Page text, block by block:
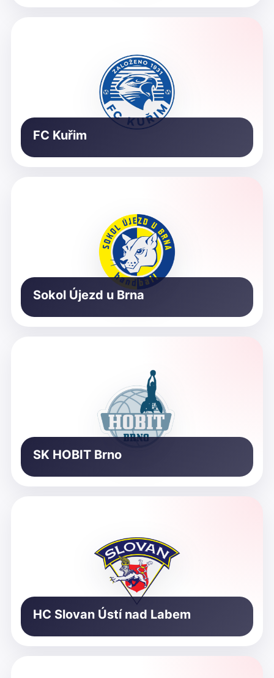
FC Kuřim
Sokol Újezd u Brna
SK HOBIT Brno
HC Slovan Ústí nad Labem